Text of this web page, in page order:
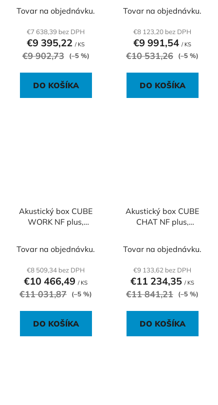
Tovar na objednávku.
€7 638,39 bez DPH
€9 395,22 / KS
€9 902,73 (–5 %)
DO KOŠÍKA
Tovar na objednávku.
€8 123,20 bez DPH
€9 991,54 / KS
€10 531,26 (–5 %)
DO KOŠÍKA
Akustický box CUBE
WORK NF plus,
Tovar na objednávku.
€8 509,34 bez DPH
€10 466,49 / KS
€11 031,87 (–5 %)
DO KOŠÍKA
Akustický box CUBE
CHAT NF plus,
Tovar na objednávku.
€9 133,62 bez DPH
€11 234,35 / KS
€11 841,21 (–5 %)
DO KOŠÍKA